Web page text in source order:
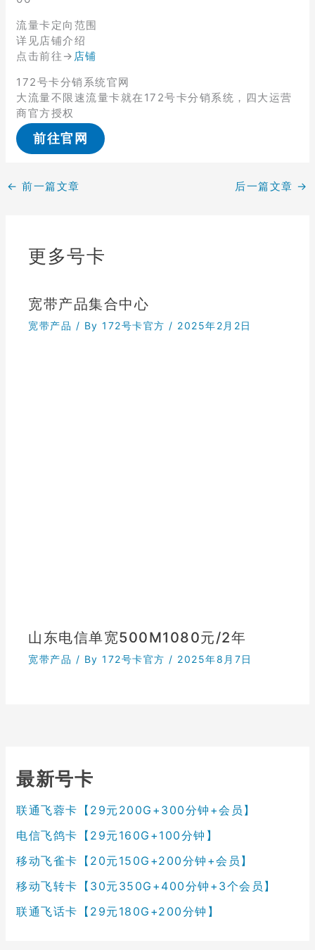
流量卡定向范围
详见店铺介绍
点击前往→ 店铺
172号卡分销系统官网
大流量不限速流量卡就在172号卡分销系统，四大运营
商官方授权
前往官网
← 前一篇文章 后一篇文章 →
更多号卡
宽带产品集合中心
宽带产品 / By172号卡官方 / 2025年2月2日
山东电信单宽500M1080元/2年
宽带产品 / By172号卡官方 / 2025年8月7日
最新号卡
联通飞蓉卡【29元200G+300分钟+会员】
电信飞鸽卡【29元160G+100分钟】
移动飞雀卡【20元150G+200分钟+会员】
移动飞转卡【30元350G+400分钟+3个会员】
联通飞话卡【29元180G+200分钟】